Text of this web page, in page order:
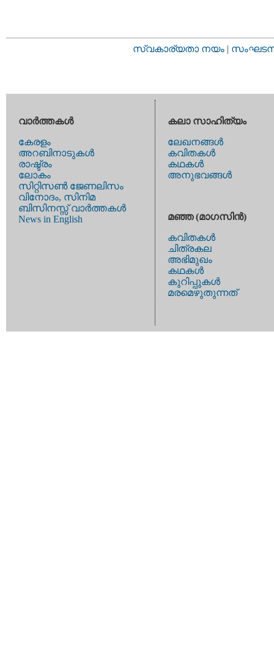
സ്വകാര്യതാ നയം |
വാര്‍ത്തകള്‍
കേരളം
അറബിനാടുകള്‍
രാഷ്ട്രം
ലോകം
സിറ്റിസണ്‍ ജേണലിസം
വിനോദം, സിനിമ
ബിസിനസ്സ് വാര്‍ത്തകള്‍
News in English
കലാ സാഹിത്യം
ലേഖനങ്ങള്‍
കവിതകള്‍
കഥകള്‍
അനുഭവങ്ങള്‍
മഞ്ഞ (മാഗസിന്‍)
കവിതകള്‍
ചിത്രകല
അഭിമുഖം
കഥകള്‍
കുറിപ്പുകള്‍
മരമെഴുതുന്നത്